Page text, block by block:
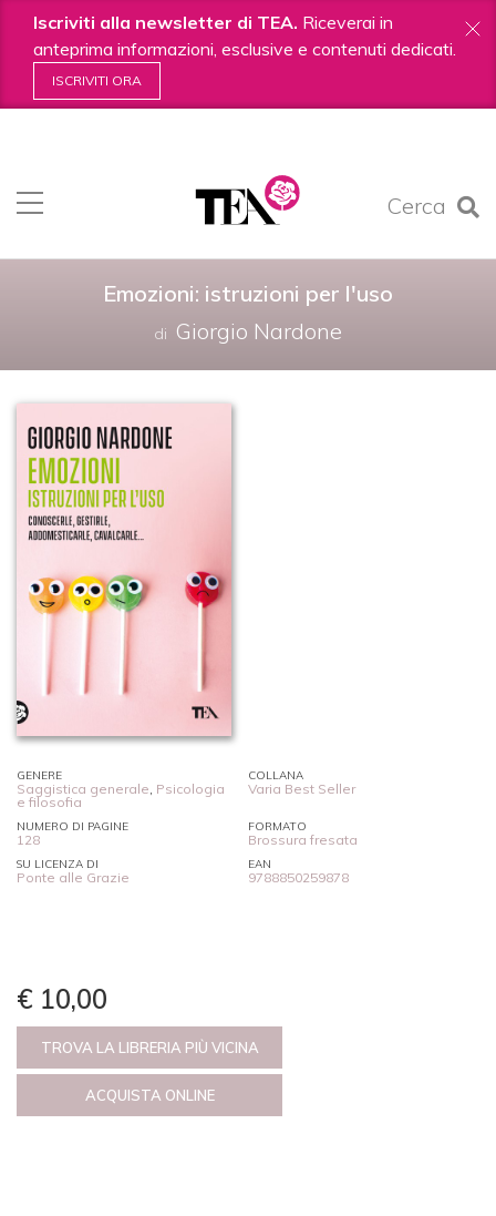
Iscriviti alla newsletter di TEA. Riceverai in
anteprima informazioni, esclusive e contenuti dedicati.
ISCRIVITI ORA
Cerca
contenuti.
|
Emozioni: istruzioni per l'uso
di Giorgio Nardone
GENERE
Saggistica generale, Psicologia
e filosofia
COLLANA
Varia Best Seller
NUMERO DI PAGINE
128
FORMATO
Brossura fresata
SU LICENZA DI
Ponte alle Grazie
EAN
9788850259878
€ 10,00
TROVA LA LIBRERIA PIÙ VICINA
ACQUISTA ONLINE